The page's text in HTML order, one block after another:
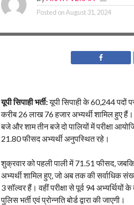
Posted onAugust 31, 2024
यूपी सिपाही भर्ती:यूपी सिपाही के 60,244 पदों
करीब 26 लाख 76 हजार अभ्यर्थी शामिल हुए
बजे और शाम तीन बजे दो पालियों में परीक्षा
21.80 फीसद अभ्यर्थी अनुपस्थित रहे।
शुक्रवार को पहली पाली में 71.51 फीसद,
अभ्यर्थी शामिल हुए, जो अब तक की सर्वाधिक
3 सॉल्वर हैं। वहीं परीक्षा से पूर्व 94
पुलिस भर्ती एवं प्रोन्नति बोर्ड द्वारा की जाएगी।